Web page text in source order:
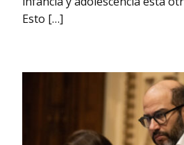
Esto […]